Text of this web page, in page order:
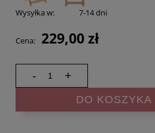
Wysyłka w: 7-14 dni
Cena: 229,00 zł
- +
DO KOSZYKA